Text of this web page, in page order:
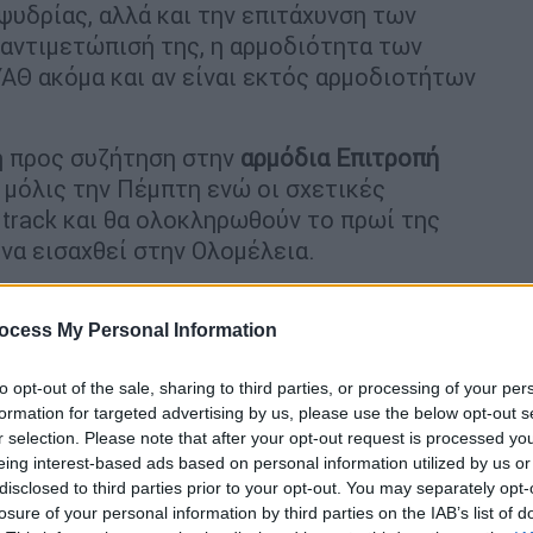
My Personal Information
opt-out of the sale, sharing to third parties, or processing of your
for targeted advertising by us, please use the below opt-out
selection. Please note that after your opt-out request is processed
interest-based ads based on personal information utilized by us
to third parties prior to your opt-out. You may separately
of your personal information by third parties on the IAB’s list of
αλλά και την επιτάχυνση των
της, η αρμοδιότητα των
ακόμα και αν είναι εκτός αρμοδιοτήτων
προς συζήτηση στην αρμόδια Επιτροπή
μόλις την Πέμπτη ενώ οι σχετικές
και θα ολοκληρωθούν το πρωί της
εισαχθεί στην Ολομέλεια.
της πυροσβεστικής - Ήχησε